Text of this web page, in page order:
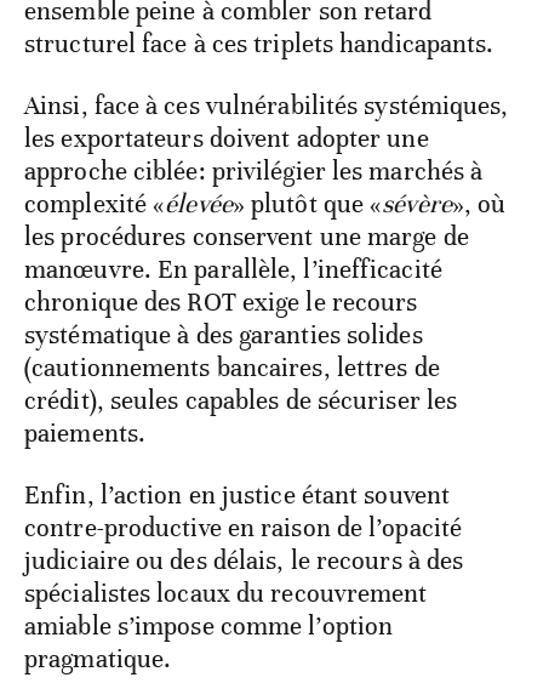
Si l’Égypte et le Maroc affichent une légère
amélioration depuis 2018, l’Afrique dans son
structurel face à ces triplets handicapants.
Ainsi, face à ces vulnérabilités systémiques,
les exportateurs doivent adopter une
approche ciblée: privilégier les marchés à
complexité «élevée» plutôt que «sévère
les procédures conservent une marge de
manœuvre. En parallèle, l’inefficacité
chronique des ROT exige le recours
systématique à des garanties solides
(cautionnements bancaires, lettres de
paiements.
Enfin, l’action en justice étant souvent
contre-productive en raison de l’opacité
judiciaire ou des délais, le recours à des
spécialistes locaux du recouvrement